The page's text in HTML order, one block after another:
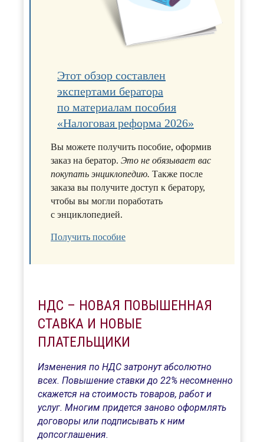
Этот обзор составлен
экспертами бератора
по материалам пособия
«Налоговая реформа 2026»
Вы можете получить пособие, оформив
заказ на бератор. Это не обязывает вас
покупать энциклопедию. Также после
заказа вы получите доступ к бератору,
чтобы вы могли поработать
с энциклопедией.
Получить пособие
НДС – НОВАЯ ПОВЫШЕННАЯ
СТАВКА И НОВЫЕ
ПЛАТЕЛЬЩИКИ
Изменения по НДС затронут абсолютно
всех. Повышение ставки до 22% несомненно
скажется на стоимость товаров, работ и
услуг. Многим придется заново оформлять
договоры или подписывать к ним
допсоглашения.